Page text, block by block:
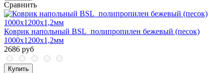
Сравнить
Коврик напольный BSL_полипропилен бежевый (песок)
1000х1200х1,2мм
2686 руб
Купить